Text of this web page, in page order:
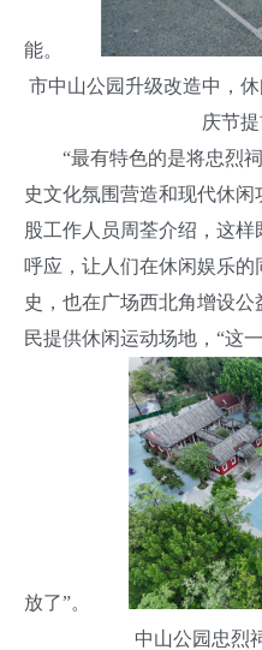
能。
市中山公园升级改造中，
庆节提
“最有特色的是将忠烈祠
史文化氛围营造和现代休
股工作人员周荃介绍，这
呼应，让人们在休闲娱乐
史，也在广场西北角增设
民提供休闲运动场地，“这
放了”。
中山公园忠烈